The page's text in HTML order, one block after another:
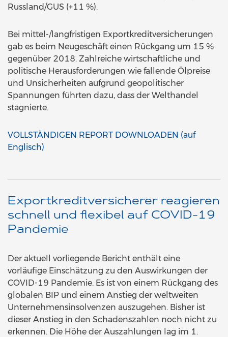
Russland/GUS (+11 %).
Bei mittel-/langfristigen Exportkreditversicherungen
gab es beim Neugeschäft einen Rückgang um 15 %
gegenüber 2018. Zahlreiche wirtschaftliche und
politische Herausforderungen wie fallende Ölpreise
und Unsicherheiten aufgrund geopolitischer
Spannungen führten dazu, dass der Welthandel
stagnierte.
VOLLSTÄNDIGEN REPORT DOWNLOADEN (auf
Englisch)
Exportkreditversicherer reagieren
schnell und flexibel auf COVID-19
Pandemie
Der aktuell vorliegende Bericht enthält eine
vorläufige Einschätzung zu den Auswirkungen der
COVID-19 Pandemie. Es ist von einem Rückgang des
globalen BIP und einem Anstieg der weltweiten
Unternehmensinsolvenzen auszugehen. Bisher ist
dieser Anstieg in den Schadenszahlen noch nicht zu
erkennen. Die Höhe der Auszahlungen lag im 1.